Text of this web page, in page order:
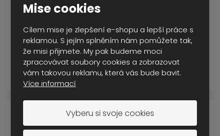
Mise cookies
Cílem mise je zlepšení e-shopu a lepší práce s
reklamou. S jejím splněním nám pomůžete tak,
že misi přijmete. My pak budeme moci
zpracovávat soubory cookies a zobrazovat
vám takovou reklamu, která vás bude bavit.
Více informací
Vyberu si svoje cookies
od1 082 Kč
Cena s DPH
DETAIL
SKLADEM VÍCE NEŽ 5 KS